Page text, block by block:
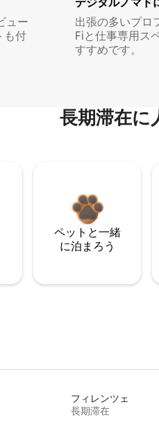
ュー
も付
出張の多いプロ
Fiと仕事専用ス
すすめです。
長期滞在に
ペットと一緒
に泊まろう
フィレンツェ
長期滞在